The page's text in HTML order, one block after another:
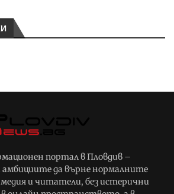
портал в Пловдив –
амбициите да върне нормалните
и читатели, без истерични